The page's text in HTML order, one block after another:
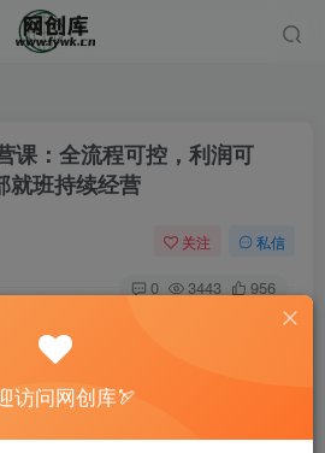
课：全流程可控，利润可
就班持续经营
关注 私信
0 3443 956
访问网创库🏹